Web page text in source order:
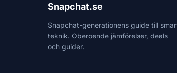
Snapchat.se
Snapchat-generationens guide till
teknik. Oberoende jämförelser, deals
och guider.